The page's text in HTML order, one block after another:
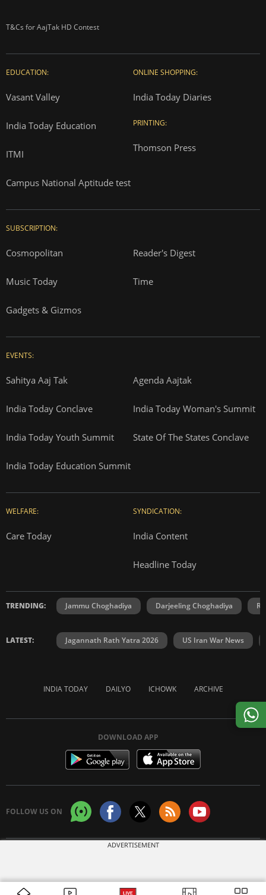
T&Cs for AajTak HD Contest
EDUCATION:
Vasant Valley
India Today Education
ITMI
Campus National Aptitude test
ONLINE SHOPPING:
India Today Diaries
PRINTING:
Thomson Press
SUBSCRIPTION:
Cosmopolitan Reader's Digest
Music Today Time
Gadgets & Gizmos
EVENTS:
Sahitya Aaj Tak Agenda Aajtak
India Today Conclave India Today Woman's Summit
India Today Youth Summit State Of The States Conclave
India Today Education Summit
WELFARE:
Care Today
SYNDICATION:
India Content
Headline Today
TRENDING: Jammu Choghadiya Darjeeling Choghadiya
LATEST: Jagannath Rath Yatra 2026 US Iran War News
INDIA TODAY DAILYO ICHOWK ARCHIVE
DOWNLOAD APP
FOLLOW US ON
ADVERTISEMENT